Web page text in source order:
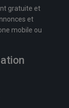
gratuite et
et
mobile ou